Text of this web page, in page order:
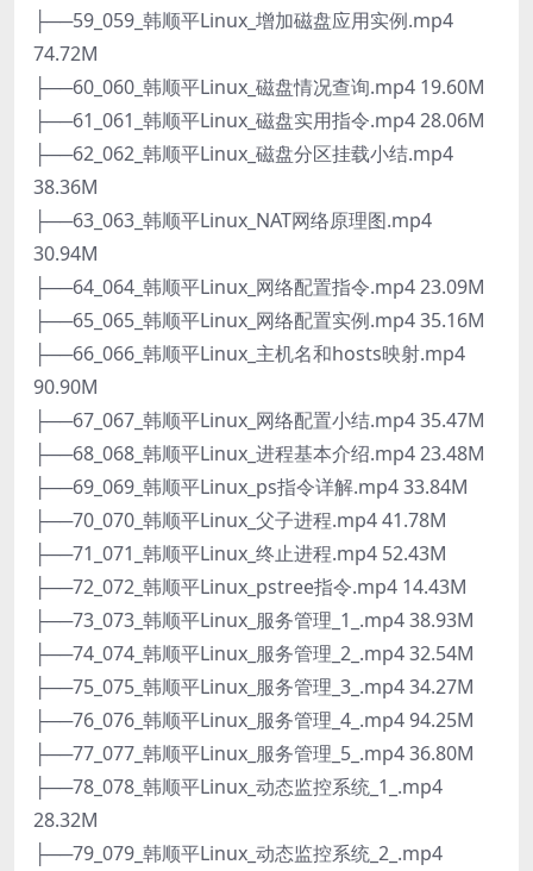
├──59_059_韩顺平Linux_增加磁盘应用实例.mp4
74.72M
├──60_060_韩顺平Linux_磁盘情况查询.mp4 19.60M
├──61_061_韩顺平Linux_磁盘实用指令.mp4 28.06M
├──62_062_韩顺平Linux_磁盘分区挂载小结.mp4
38.36M
├──63_063_韩顺平Linux_NAT网络原理图.mp4
30.94M
├──64_064_韩顺平Linux_网络配置指令.mp4 23.09M
├──65_065_韩顺平Linux_网络配置实例.mp4 35.16M
├──66_066_韩顺平Linux_主机名和hosts映射.mp4
90.90M
├──67_067_韩顺平Linux_网络配置小结.mp4 35.47M
├──68_068_韩顺平Linux_进程基本介绍.mp4 23.48M
├──69_069_韩顺平Linux_ps指令详解.mp4 33.84M
├──70_070_韩顺平Linux_父子进程.mp4 41.78M
├──71_071_韩顺平Linux_终止进程.mp4 52.43M
├──72_072_韩顺平Linux_pstree指令.mp4 14.43M
├──73_073_韩顺平Linux_服务管理_1_.mp4 38.93M
├──74_074_韩顺平Linux_服务管理_2_.mp4 32.54M
├──75_075_韩顺平Linux_服务管理_3_.mp4 34.27M
├──76_076_韩顺平Linux_服务管理_4_.mp4 94.25M
├──77_077_韩顺平Linux_服务管理_5_.mp4 36.80M
├──78_078_韩顺平Linux_动态监控系统_1_.mp4
28.32M
├──79_079_韩顺平Linux_动态监控系统_2_.mp4